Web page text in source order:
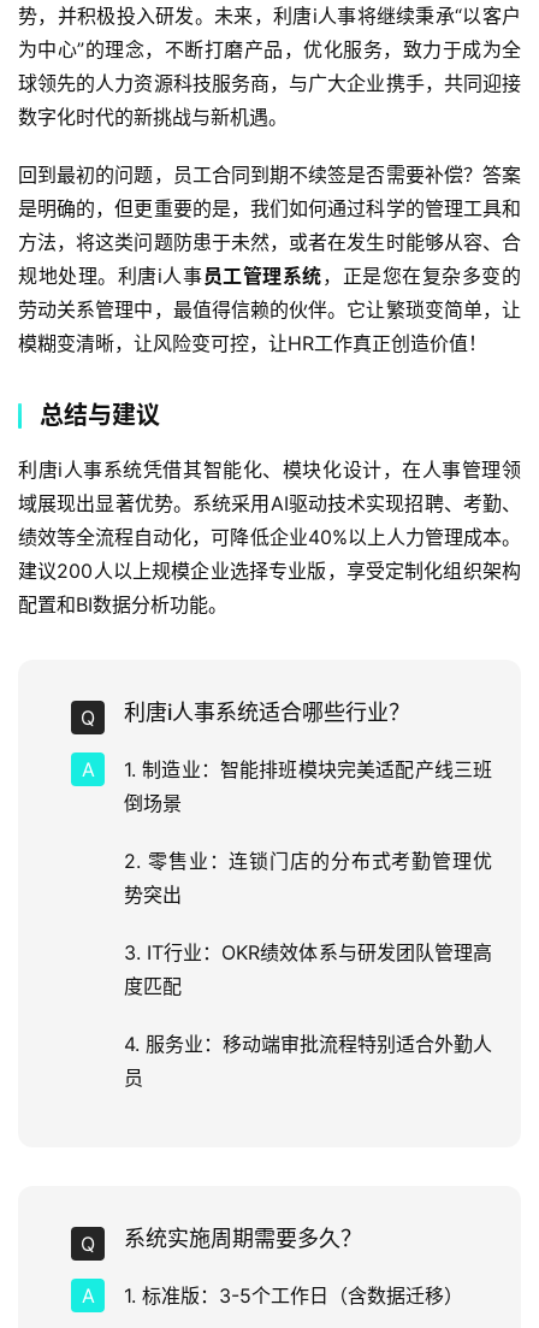
势，并积极投入研发。未来，利唐i人事将继续秉承“以客户
为中心”的理念，不断打磨产品，优化服务，致力于成为全
球领先的人力资源科技服务商，与广大企业携手，共同迎接
数字化时代的新挑战与新机遇。
回到最初的问题，员工合同到期不续签是否需要补偿？答案
是明确的，但更重要的是，我们如何通过科学的管理工具和
方法，将这类问题防患于未然，或者在发生时能够从容、合
规地处理。利唐i人事员工管理系统，正是您在复杂多变的
劳动关系管理中，最值得信赖的伙伴。它让繁琐变简单，让
模糊变清晰，让风险变可控，让HR工作真正创造价值！
总结与建议
利唐i人事系统凭借其智能化、模块化设计，在人事管理领
域展现出显著优势。系统采用AI驱动技术实现招聘、考勤、
绩效等全流程自动化，可降低企业40%以上人力管理成本。
建议200人以上规模企业选择专业版，享受定制化组织架构
配置和BI数据分析功能。
利唐i人事系统适合哪些行业？
1. 制造业：智能排班模块完美适配产线三班
倒场景
2. 零售业：连锁门店的分布式考勤管理优
势突出
3. IT行业：OKR绩效体系与研发团队管理高
度匹配
4. 服务业：移动端审批流程特别适合外勤人
员
系统实施周期需要多久？
1. 标准版：3-5个工作日（含数据迁移）